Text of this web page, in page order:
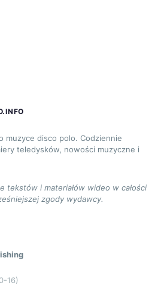
muzyce disco polo. Codziennie
teledysków, nowości muzyczne i
tekstów i materiałów wideo w całości
zgody wydawcy.
16)